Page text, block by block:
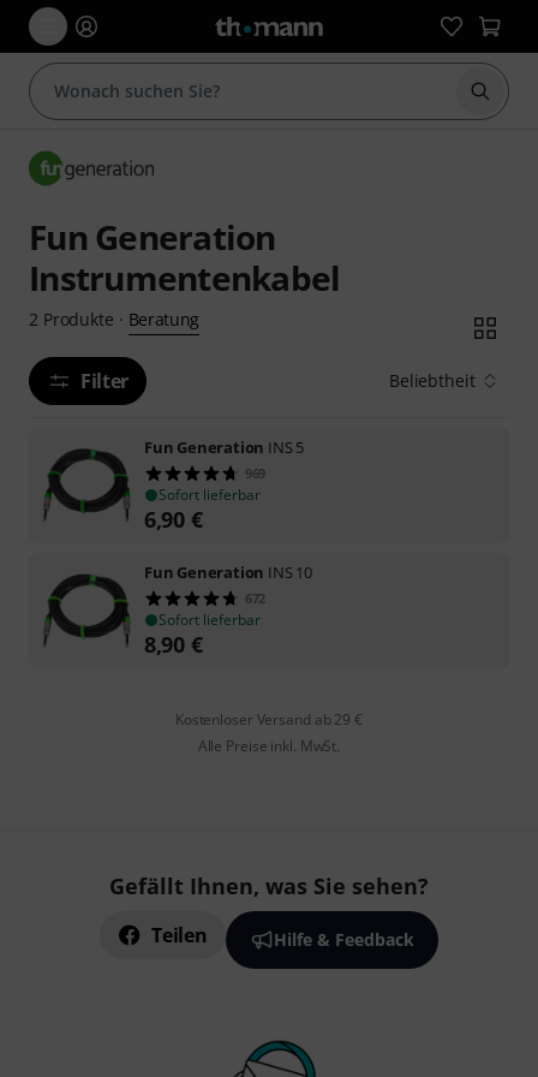
Suche
Fun Generation
Instrumentenkabel
2 Produkte · Beratung
Filter Beliebtheit
Fun Generation INS 5
969
Sofort lieferbar
6,90 €
Fun Generation INS 10
672
Sofort lieferbar
8,90 €
Kostenloser Versand ab 29 €
Alle Preise inkl. MwSt.
Gefällt Ihnen, was Sie sehen?
Teilen Hilfe & Feedback